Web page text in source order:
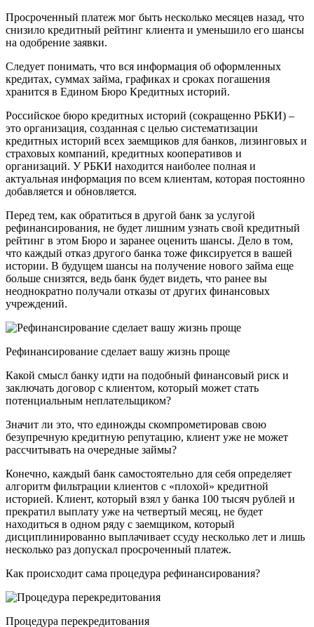
Просроченный платеж мог быть несколько месяцев назад, что
снизило кредитный рейтинг клиента и уменьшило его шансы
на одобрение заявки.
Следует понимать, что вся информация об оформленных
кредитах, суммах займа, графиках и сроках погашения
хранится в Едином Бюро Кредитных историй.
Российское бюро кредитных историй (сокращенно РБКИ) –
это организация, созданная с целью систематизации
кредитных историй всех заемщиков для банков, лизинговых и
страховых компаний, кредитных кооперативов и
организаций. У РБКИ находится наиболее полная и
актуальная информация по всем клиентам, которая постоянно
добавляется и обновляется.
Перед тем, как обратиться в другой банк за услугой
рефинансирования, не будет лишним узнать свой кредитный
рейтинг в этом Бюро и заранее оценить шансы. Дело в том,
что каждый отказ другого банка тоже фиксируется в вашей
истории. В будущем шансы на получение нового займа еще
больше снизятся, ведь банк будет видеть, что ранее вы
неоднократно получали отказы от других финансовых
учреждений.
Рефинансирование сделает вашу жизнь проще
Какой смысл банку идти на подобный финансовый риск и
заключать договор с клиентом, который может стать
потенциальным неплательщиком?
Значит ли это, что единожды скомпрометировав свою
безупречную кредитную репутацию, клиент уже не может
рассчитывать на очередные займы?
Конечно, каждый банк самостоятельно для себя определяет
алгоритм фильтрации клиентов с «плохой» кредитной
историей. Клиент, который взял у банка 100 тысяч рублей и
прекратил выплату уже на четвертый месяц, не будет
находиться в одном ряду с заемщиком, который
дисциплинированно выплачивает ссуду несколько лет и лишь
несколько раз допускал просроченный платеж.
Как происходит сама процедура рефинансирования?
Процедура перекредитования